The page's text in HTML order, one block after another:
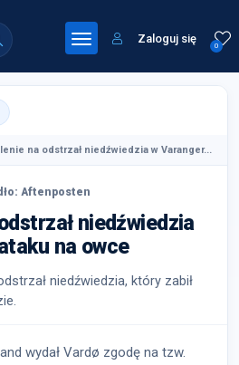
0
Zaloguj się
na odstrzał niedźwiedzia w Varanger...
Aftenposten
niedźwiedzia
na owce
niedźwiedzia, który zabił
wydał Vardø zgodę na tzw.